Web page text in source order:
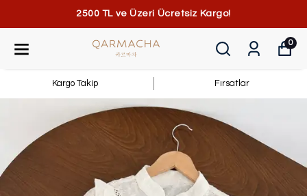
2500 TL ve Üzeri Ücretsiz Kargo!
0
Kargo Takip Fırsatlar